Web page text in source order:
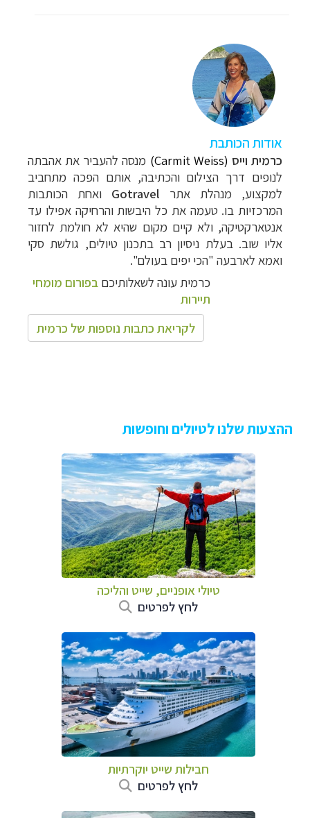
אודות הכותבת
כרמית וייס (Carmit Weiss)
מנסה להעביר את אהבתה
לנופים דרך הצילום והכתיבה, אותם הפכה מתחביב
למקצוע, מנהלת אתר Gotravel
ואחת הכותבות
המרכזיות בו. טעמה את כל היבשות והרחיקה אפילו עד
אנטארקטיקה, ולא קיים מקום שהיא לא חולמת לחזור
אליו שוב. בעלת ניסיון רב בתכנון טיולים, גולשת סקי
ואמא לארבעה "הכי יפים בעולם".
כרמית עונה לשאלותיכם בפורום מומחי
תיירות
לקריאת כתבות נוספות של כרמית
ההצעות שלנו לטיולים וחופשות
טיולי אופניים, שייט והליכה
לחץ לפרטים
חבילות שייט יוקרתיות
לחץ לפרטים